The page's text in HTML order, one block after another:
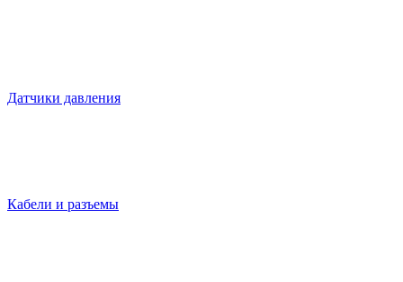
Датчики давления
Кабели и разъемы